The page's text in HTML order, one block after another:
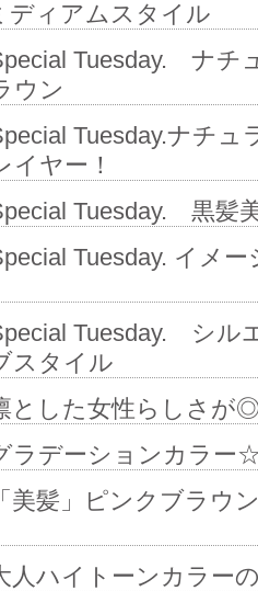
ディアムスタイル
Tuesday. ナチ
ウン
Tuesday.ナチ
イヤー！
Tuesday. 黒髪
Tuesday. イメ
Tuesday. シル
スタイル
とした女性らしさが
ラデーションカラー
「美髪」ピンクブラウ
人ハイトーンカラー